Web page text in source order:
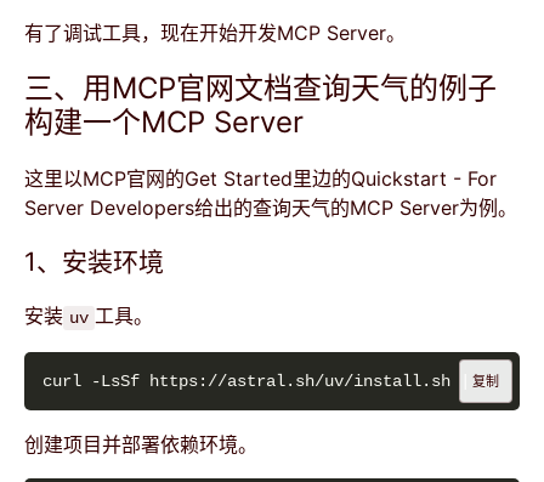
有了调试工具，现在开始开发MCP Server。
三、用MCP官网文档查询天气的例子
构建一个MCP Server
这里以MCP官网的Get Started里边的Quickstart - For
Server Developers给出的查询天气的MCP Server为例。
1、安装环境
安装 uv 工具。
复制
创建项目并部署依赖环境。